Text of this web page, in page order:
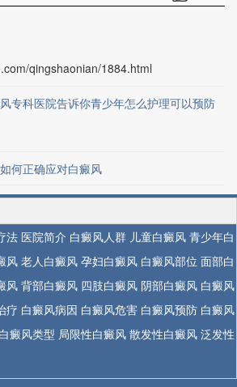
qingshaonian/1884.html
专科医院告诉你青少年怎么护理可以预防
何正确应对白癜风
法 医院简介 白癜风人群 儿童白癜风 青少年白
风 老人白癜风 孕妇白癜风 白癜风部位 面部白
风 背部白癜风 四肢白癜风 阴部白癜风 白癜风
疗 白癜风病因 白癜风危害 白癜风预防 白癜风
白癜风类型 局限性白癜风 散发性白癜风 泛发性